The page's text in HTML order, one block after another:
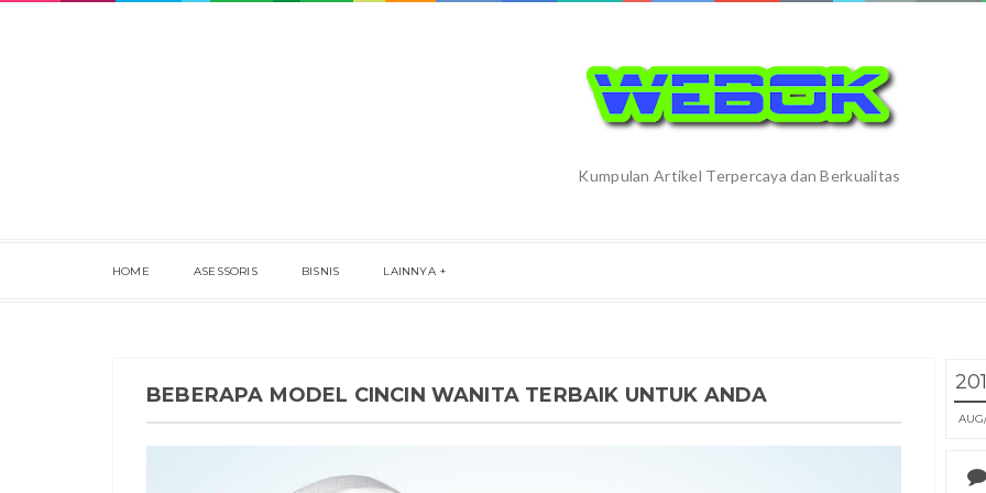
Kumpulan Artikel Terpercaya dan Berkualitas
HOME ASESSORIS BISNIS LAINNYA
AUG
BEBERAPA MODEL CINCIN WANITA TERBAIK UNTUK ANDA